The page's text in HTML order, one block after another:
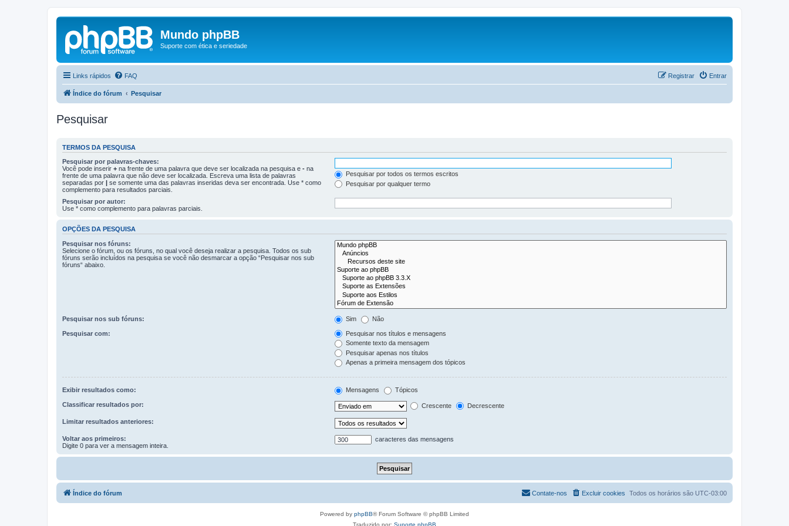
Mundo phpBB
Suporte com ética e seriedade
Links rápidos FAQ Entrar
Registrar
Índice do fórum Pesquisar
Pesquisar
TERMOS DA PESQUISA
Pesquisar por palavras-chaves:
Você pode inserir + na frente de uma palavra que deve ser localizada na pesquisa e - na
frente de uma palavra que não deve ser localizada. Escreva uma lista de palavras
separadas por | se somente uma das palavras inseridas deva ser encontrada. Use * como
complemento para resultados parciais.
Pesquisar por todos os termos escritos
Pesquisar por qualquer termo
Pesquisar por autor:
Use * como complemento para palavras parciais.
OPÇÕES DA PESQUISA
Pesquisar nos fóruns:
Selecione o fórum, ou os fóruns, no qual você deseja realizar a pesquisa. Todos os sub
fóruns serão incluídos na pesquisa se você não desmarcar a opção “Pesquisar nos sub
fóruns“ abaixo.
Pesquisar nos sub fóruns: Sim Não
Pesquisar com:
Pesquisar nos títulos e mensagens
Somente texto da mensagem
Pesquisar apenas nos títulos
Apenas a primeira mensagem dos tópicos
Exibir resultados como: Mensagens Tópicos
Classificar resultados por: Crescente Decrescente
Limitar resultados anteriores:
Voltar aos primeiros:
Digite 0 para ver a mensagem inteira.
caracteres das mensagens
Índice do fórum Todos os horários são UTC-03:00
Excluir cookies
Contate-nos
Powered by phpBB® Forum Software © phpBB Limited
Traduzido por: Suporte phpBB